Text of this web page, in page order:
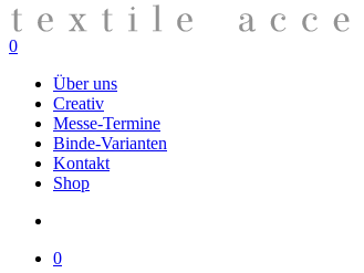
search
0
Über uns
Creativ
Messe-Termine
Binde-Varianten
Kontakt
Shop
0